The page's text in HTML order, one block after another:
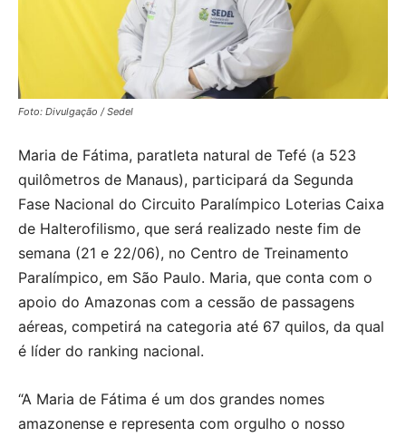
Foto: Divulgação / Sedel
Maria de Fátima, paratleta natural de Tefé (a 523
quilômetros de Manaus), participará da Segunda
Fase Nacional do Circuito Paralímpico Loterias Caixa
de Halterofilismo, que será realizado neste fim de
semana (21 e 22/06), no Centro de Treinamento
Paralímpico, em São Paulo. Maria, que conta com o
apoio do Amazonas com a cessão de passagens
aéreas, competirá na categoria até 67 quilos, da qual
é líder do ranking nacional.
“A Maria de Fátima é um dos grandes nomes
amazonense e representa com orgulho o nosso